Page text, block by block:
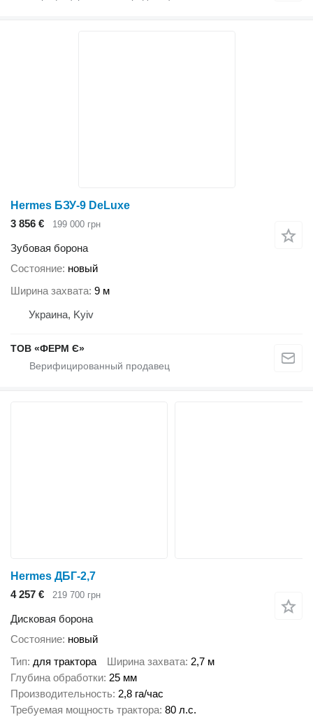
Hermes БЗУ-9 DeLuxe
3 856 €
199 000 грн
Зубовая борона
Состояние новый
Ширина захвата 9 м
Украина, Kyiv
ТОВ «ФЕРМ Є»
Hermes ДБГ-2,7
4 257 €
219 700 грн
Дисковая борона
Состояние новый
Тип для трактора Ширина захвата 2,7 м
Глубина обработки 25 мм
Производительность 2,8 га/час
Требуемая мощность трактора 80 л.с.